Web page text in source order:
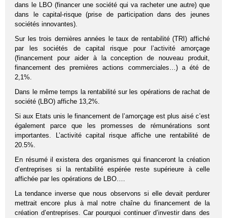
dans le LBO (financer une société qui va racheter une autre) que
dans le capital-risque (prise de participation dans des jeunes
sociétés innovantes).
Sur les trois dernières années le taux de rentabilité (TRI) affiché
par les sociétés de capital risque pour l’activité amorçage
(financement pour aider à la conception de nouveau produit,
financement des premières actions commerciales…) a été de
2,1%.
Dans le même temps la rentabilité sur les opérations de rachat de
société (LBO) affiche 13,2%.
Si aux Etats unis le financement de l’amorçage est plus aisé c’est
également parce que les promesses de rémunérations sont
importantes. L’activité capital risque affiche une rentabilité de
20.5%.
En résumé il existera des organismes qui financeront la création
d’entreprises si la rentabilité espérée reste supérieure à celle
affichée par les opérations de LBO….
La tendance inverse que nous observons si elle devait perdurer
mettrait encore plus à mal notre chaîne du financement de la
création d’entreprises. Car pourquoi continuer d’investir dans des